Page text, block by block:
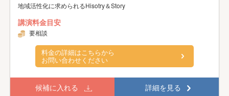
地域活性化に求められるHisotry＆Story
講演料金目安
要相談
料金の詳細はこちらから
お問い合わせください
候補に入れる 詳細を見る